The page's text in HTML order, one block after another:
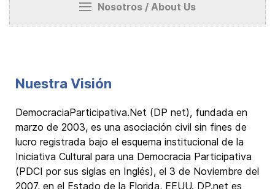
Nosotros / About Us
Nuestra Visión
DemocraciaParticipativa.Net (DP net), fundada en
marzo de 2003, es una asociación civil sin fines de
lucro registrada bajo el esquema institucional de la
Iniciativa Cultural para una Democracia Participativa
(PDCI por sus siglas en Inglés), el 3 de Noviembre del
2007, en el Estado de la Florida, EEUU. DP.net es